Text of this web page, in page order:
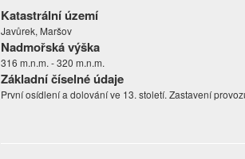
Katastrální území
Javůrek, Maršov
Nadmořská výška
316 m.n.m. - 320 m.n.m.
Základní číselné údaje
První osídlení a dolování ve 13. století. Zastavení